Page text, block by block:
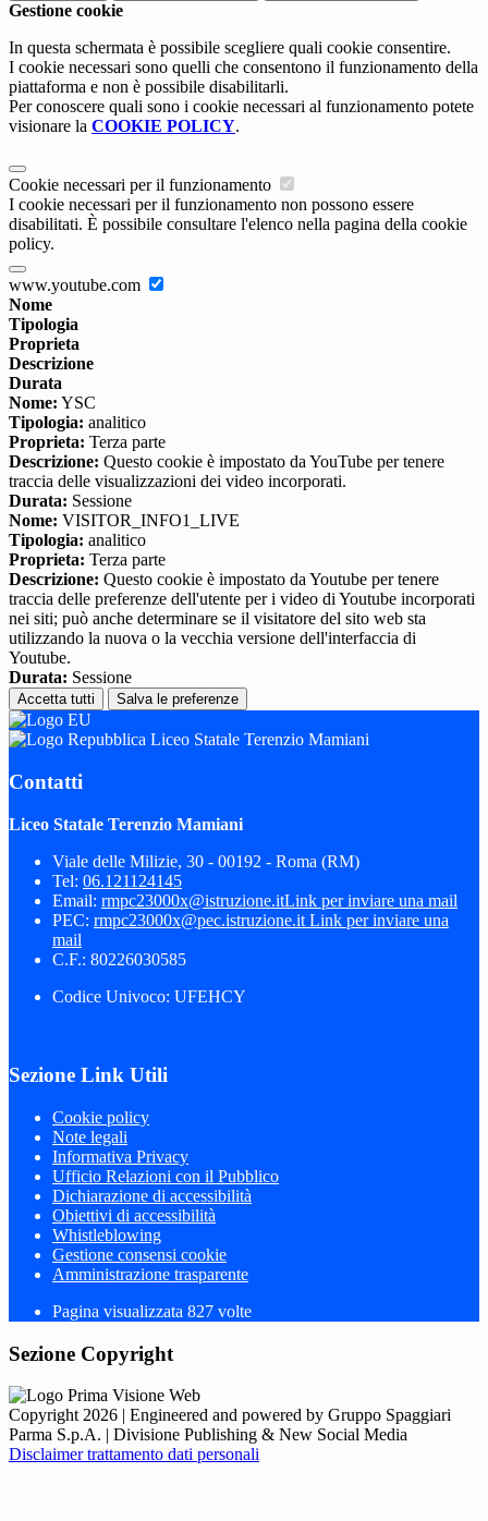
Gestione cookie
In questa schermata è possibile scegliere quali cookie consentire.
I cookie necessari sono quelli che consentono il funzionamento della
piattaforma e non è possibile disabilitarli.
Per conoscere quali sono i cookie necessari al funzionamento potete
visionare la COOKIE POLICY.
Cookie necessari per il funzionamento
I cookie necessari per il funzionamento non possono essere
disabilitati. È possibile consultare l'elenco nella pagina della cookie
policy.
www.youtube.com
Nome
Tipologia
Proprieta
Descrizione
Durata
Nome: YSC
Tipologia: analitico
Proprieta: Terza parte
Descrizione: Questo cookie è impostato da YouTube per tenere
traccia delle visualizzazioni dei video incorporati.
Durata: Sessione
Nome: VISITOR_INFO1_LIVE
Tipologia: analitico
Proprieta: Terza parte
Descrizione: Questo cookie è impostato da Youtube per tenere
traccia delle preferenze dell'utente per i video di Youtube incorporati
nei siti; può anche determinare se il visitatore del sito web sta
utilizzando la nuova o la vecchia versione dell'interfaccia di
Youtube.
Durata: Sessione
Accetta tutti Salva le preferenze
Liceo Statale Terenzio Mamiani
Contatti
Liceo Statale Terenzio Mamiani
Viale delle Milizie, 30 - 00192 - Roma (RM)
Tel: 06.121124145
Email: rmpc23000x@istruzione.itLink per inviare una mail
PEC: rmpc23000x@pec.istruzione.it Link per inviare una
mail
C.F.: 80226030585
Codice Univoco: UFEHCY
Sezione Link Utili
Cookie policy
Note legali
Informativa Privacy
Ufficio Relazioni con il Pubblico
Dichiarazione di accessibilità
Obiettivi di accessibilità
Whistleblowing
Gestione consensi cookie
Amministrazione trasparente
Pagina visualizzata 827 volte
Sezione Copyright
Copyright 2026 | Engineered and powered by Gruppo Spaggiari
Parma S.p.A. | Divisione Publishing & New Social Media
Disclaimer trattamento dati personali